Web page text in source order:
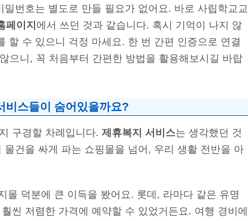
번호는 별도로 만들 필요가 없어요. 바로 사립학교교
페이지 에서 쓰던 것과 같습니다. 혹시 기억이 나지 않
할 수 있으니 걱정 마세요. 한 번 간편 인증으로 연결
으니, 꼭 처음부터 간편한 방법을 활용해보시길 바랍
비스들이 숨어있을까요?
구경할 차례입니다. 제휴복지 서비스는 생각했던 것
건을 싸게 파는 쇼핑몰을 넘어, 우리 생활 전반을 아
몰 덕분에 큰 이득을 봤어요. 롯데, 라마다 같은 유명
씬 저렴한 가격에 예약할 수 있었거든요. 여행 경비에